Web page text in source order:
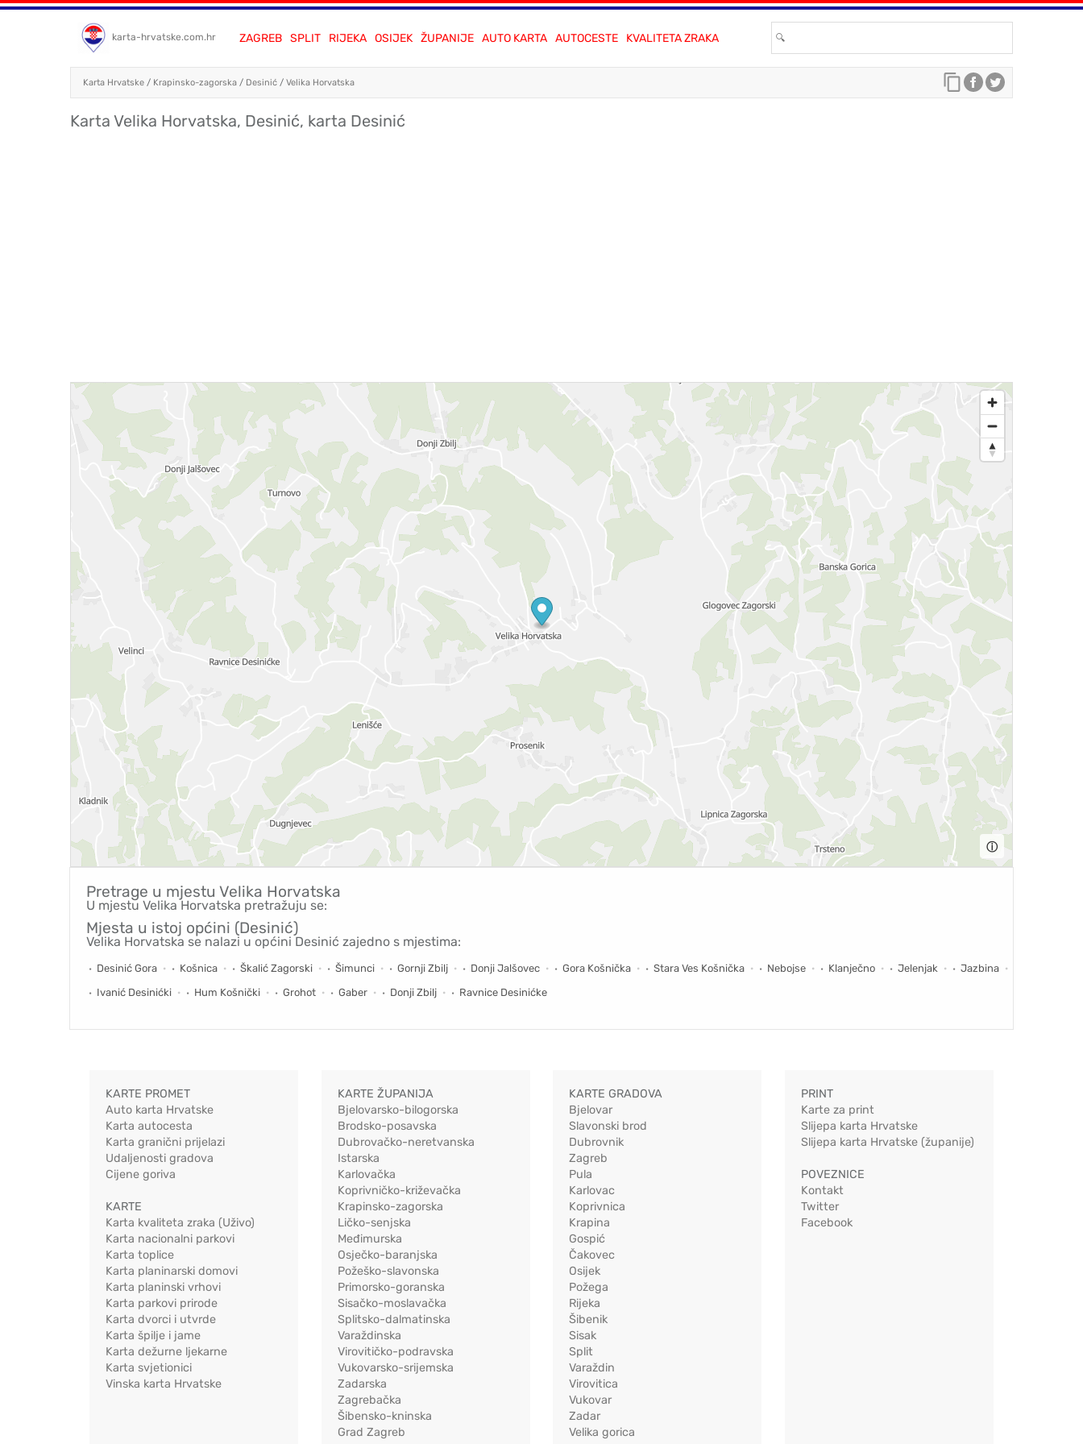
karta-hrvatske.com.hr ZAGREB SPLIT RIJEKA OSIJEK ŽUPANIJE AUTO KARTA AUTOCESTE KVALITETA ZRAKA
Karta Hrvatske / Krapinsko-zagorska / Desinić / Velika Horvatska
Karta Velika Horvatska, Desinić, karta Desinić
ⓘ
Pretrage u mjestu Velika Horvatska
U mjestu Velika Horvatska pretražuju se:
Mjesta u istoj općini (Desinić)
Velika Horvatska se nalazi u općini Desinić zajedno s mjestima:
Desinić Gora Košnica Škalić Zagorski Šimunci Gornji Zbilj Donji Jalšovec Gora Košnička Stara Ves Košnička Nebojse Klanječno Jelenjak
Jazbina
Ivanić Desinićki
Hum Košnički Grohot Gaber Donji Zbilj Ravnice Desinićke
KARTE PROMET
Auto karta Hrvatske
Karta autocesta
Karta granični prijelazi
Udaljenosti gradova
Cijene goriva
KARTE
Karta kvaliteta zraka (Uživo)
Karta nacionalni parkovi
Karta toplice
Karta planinarski domovi
Karta planinski vrhovi
Karta parkovi prirode
Karta dvorci i utvrde
Karta špilje i jame
Karta dežurne ljekarne
Karta svjetionici
Vinska karta Hrvatske
KARTE ŽUPANIJA
Bjelovarsko-bilogorska
Brodsko-posavska
Dubrovačko-neretvanska
Istarska
Karlovačka
Koprivničko-križevačka
Krapinsko-zagorska
Ličko-senjska
Međimurska
Osječko-baranjska
Požeško-slavonska
Primorsko-goranska
Sisačko-moslavačka
Splitsko-dalmatinska
Varaždinska
Virovitičko-podravska
Vukovarsko-srijemska
Zadarska
Zagrebačka
Šibensko-kninska
Grad Zagreb
KARTE GRADOVA
Bjelovar
Slavonski brod
Dubrovnik
Zagreb
Pula
Karlovac
Koprivnica
Krapina
Gospić
Čakovec
Osijek
Požega
Rijeka
Šibenik
Sisak
Split
Varaždin
Virovitica
Vukovar
Zadar
Velika gorica
PRINT
Karte za print
Slijepa karta Hrvatske
Slijepa karta Hrvatske (županije)
POVEZNICE
Kontakt
Twitter
Facebook